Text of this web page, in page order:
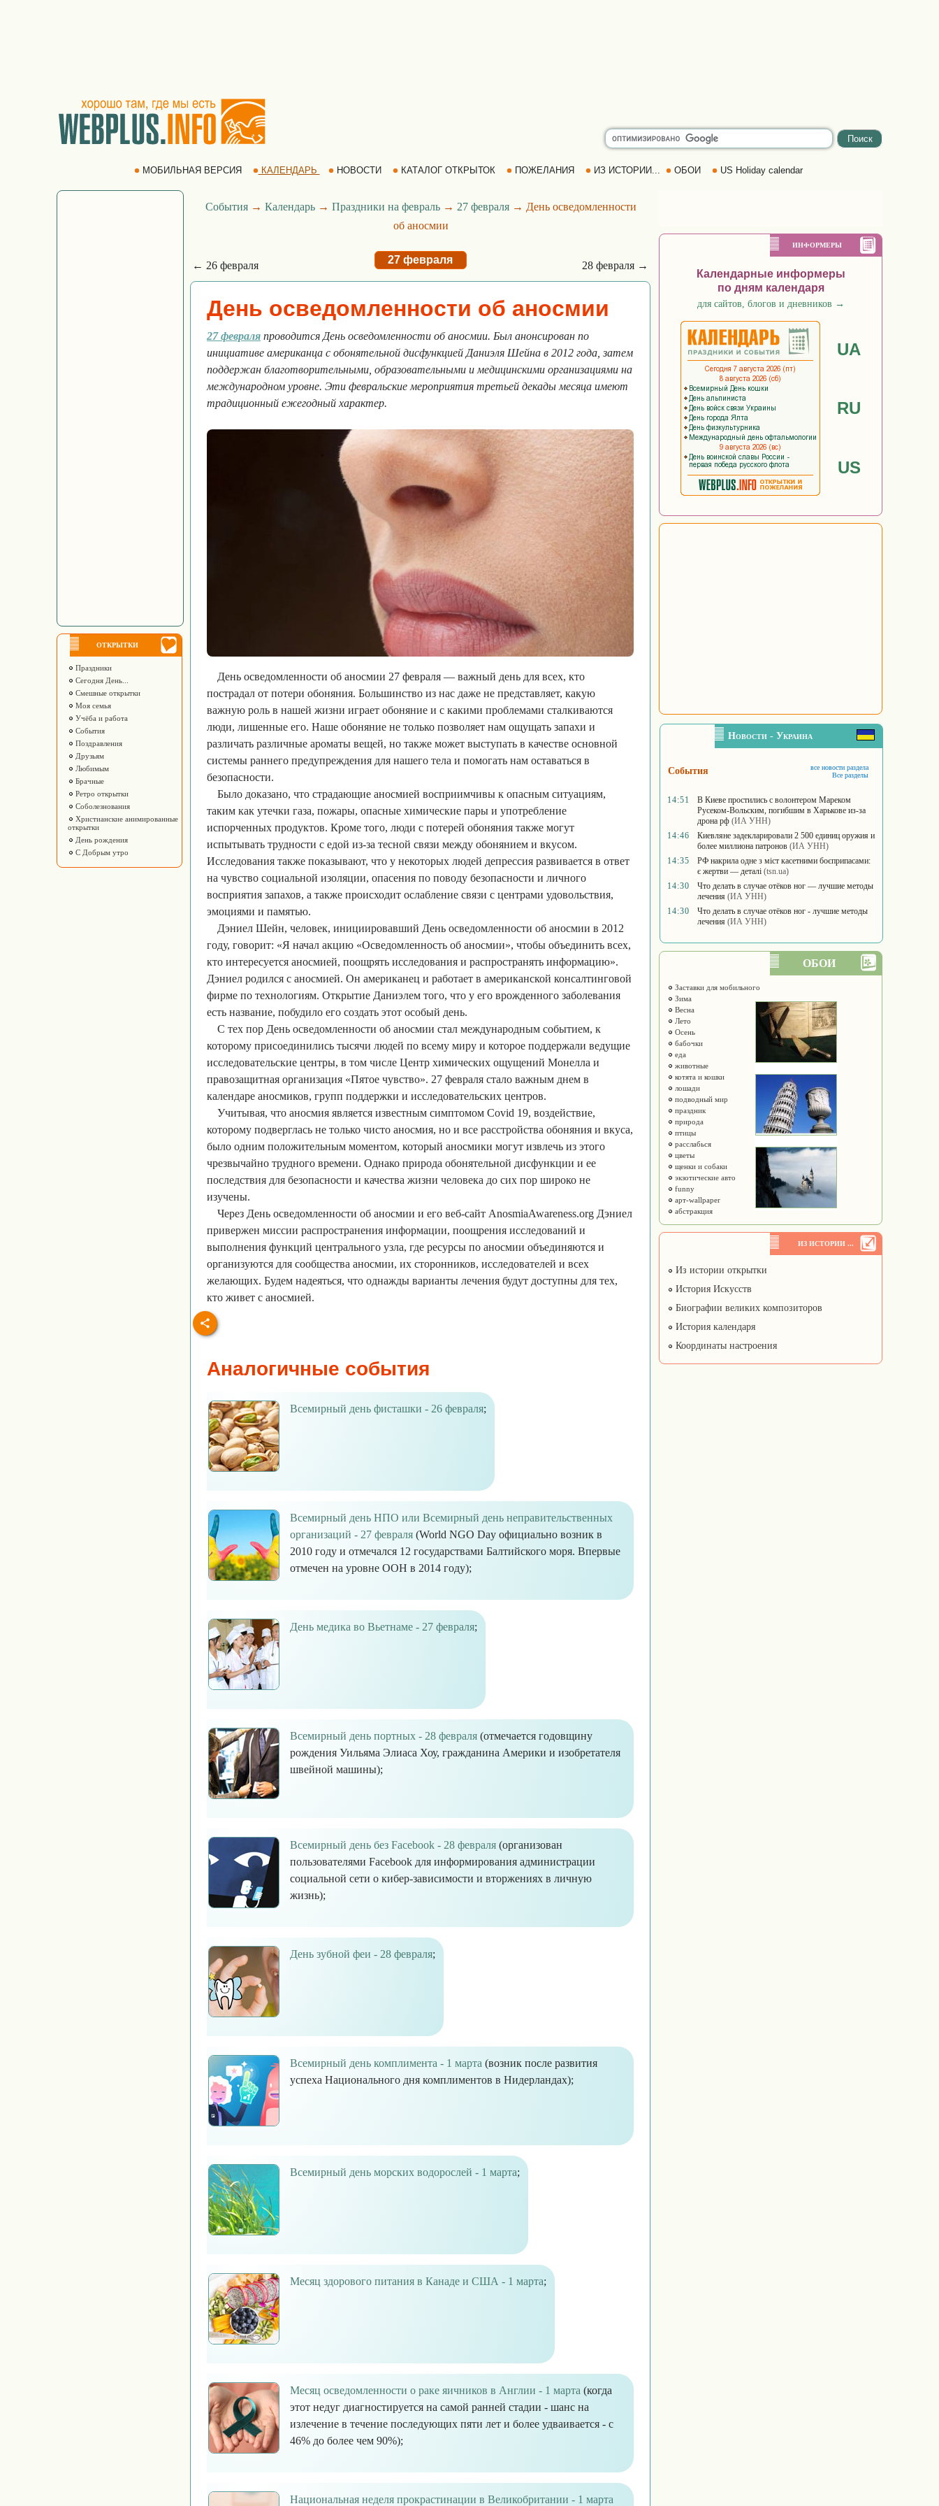
МОБИЛЬНАЯ ВЕРСИЯ КАЛЕНДАРЬ НОВОСТИ КАТАЛОГ ОТКРЫТОК ПОЖЕЛАНИЯ ИЗ ИСТОРИИ... ОБОИ US Holiday calendar
ОТКРЫТКИ
Праздники
Сегодня День...
Смешные открытки
Моя семья
Учёба и работа
События
Поздравления
Друзьям
Любимым
Брачные
Ретро открытки
Соболезнования
Христианские анимированные
открытки
День рождения
С Добрым утро
События→ Календарь→ Праздники на февраль→ 27 февраля→ День осведомленности
об аносмии
← 26 февраля 27 февраля 28 февраля →
День осведомленности об аносмии
27 февраля проводится День осведомленности об аносмии. Был анонсирован по
инициативе американца с обонятельной дисфункцией Даниэля Шейна в 2012 года, затем
поддержан благотворительными, образовательными и медицинскими организациями на
международном уровне. Эти февральские мероприятия третьей декады месяца имеют
традиционный ежегодный характер.
День осведомленности об аносмии 27 февраля — важный день для всех, кто
пострадал от потери обоняния. Большинство из нас даже не представляет, какую
важную роль в нашей жизни играет обоняние и с какими проблемами сталкиваются
люди, лишенные его. Наше обоняние не только позволяет нам ощущать запахи и
различать различные ароматы вещей, но также может выступать в качестве основной
системы раннего предупреждения для нашего тела и помогать нам оставаться в
безопасности.
Было доказано, что страдающие аносмией восприимчивы к опасным ситуациям,
таким как утечки газа, пожары, опасные химические пары и употребление
испорченных продуктов. Кроме того, люди с потерей обоняния также могут
испытывать трудности с едой из-за тесной связи между обонянием и вкусом.
Исследования также показывают, что у некоторых людей депрессия развивается в ответ
на чувство социальной изоляции, опасения по поводу безопасности и личного
восприятия запахов, а также происходит ослабление связи с центрами удовольствия,
эмоциями и памятью.
Дэниел Шейн, человек, инициировавший День осведомленности об аносмии в 2012
году, говорит: «Я начал акцию «Осведомленность об аносмии», чтобы объединить всех,
кто интересуется аносмией, поощрять исследования и распространять информацию».
Дэниел родился с аносмией. Он американец и работает в американской консалтинговой
фирме по технологиям. Открытие Даниэлем того, что у его врожденного заболевания
есть название, побудило его создать этот особый день.
С тех пор День осведомленности об аносмии стал международным событием, к
которому присоединились тысячи людей по всему миру и которое поддержали ведущие
исследовательские центры, в том числе Центр химических ощущений Монелла и
правозащитная организация «Пятое чувство». 27 февраля стало важным днем в
календаре аносмиков, групп поддержки и исследовательских центров.
Учитывая, что аносмия является известным симптомом Covid 19, воздействие,
которому подверглась не только чисто аносмия, но и все расстройства обоняния и вкуса,
было одним положительным моментом, который аносмики могут извлечь из этого
чрезвычайно трудного времени. Однако природа обонятельной дисфункции и ее
последствия для безопасности и качества жизни человека до сих пор широко не
изучены.
Через День осведомленности об аносмии и его веб-сайт AnosmiaAwareness.org Дэниел
привержен миссии распространения информации, поощрения исследований и
выполнения функций центрального узла, где ресурсы по аносмии объединяются и
организуются для сообщества аносмии, их сторонников, исследователей и всех
желающих. Будем надеяться, что однажды варианты лечения будут доступны для тех,
кто живет с аносмией.
Аналогичные события
Всемирный день фисташки - 26 февраля;
Всемирный день НПО или Всемирный день неправительственных
организаций - 27 февраля (World NGO Day официально возник в
2010 году и отмечался 12 государствами Балтийского моря. Впервые
отмечен на уровне ООН в 2014 году);
День медика во Вьетнаме - 27 февраля;
Всемирный день портных - 28 февраля (отмечается годовщину
рождения Уильяма Элиаса Хоу, гражданина Америки и изобретателя
швейной машины);
Всемирный день без Facebook - 28 февраля (организован
пользователями Facebook для информирования администрации
социальной сети о кибер-зависимости и вторжениях в личную
жизнь);
День зубной феи - 28 февраля;
Всемирный день комплимента - 1 марта (возник после развития
успеха Национального дня комплиментов в Нидерландах);
Всемирный день морских водорослей - 1 марта;
Месяц здорового питания в Канаде и США - 1 марта;
Месяц осведомленности о раке яичников в Англии - 1 марта (когда
этот недуг диагностируется на самой ранней стадии - шанс на
излечение в течение последующих пяти лет и более удваивается - с
46% до более чем 90%);
Национальная неделя прокрастинации в Великобритании - 1 марта
ИНФОРМЕРЫ
Календарные информеры
по дням календаря
для сайтов, блогов и дневников →
UA
RU
US
Новости - Украина
События
все новости раздела
Все разделы
14:51
В Киеве простились с волонтером Мареком
Русеком-Вольским, погибшим в Харькове из-за
дрона рф (ИА УНН)
14:46
Киевляне задекларировали 2 500 единиц оружия и
более миллиона патронов (ИА УНН)
14:35
РФ накрила одне з міст касетними боєприпасами:
є жертви — деталі (tsn.ua)
14:30
Что делать в случае отёков ног — лучшие методы
лечения (ИА УНН)
14:30
Что делать в случае отёков ног - лучшие методы
лечения (ИА УНН)
ОБОИ
Заставки для мобильного
Зима
Весна
Лето
Осень
бабочки
еда
животные
котята и кошки
лошади
подводный мир
праздник
природа
птицы
расслабься
цветы
щенки и собаки
экзотические авто
funny
арт-wallpaper
абстракция
ИЗ ИСТОРИИ ...
Из истории открытки
История Искусств
Биографии великих композиторов
История календаря
Координаты настроения